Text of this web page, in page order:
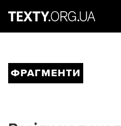
ФРАГМЕНТИ